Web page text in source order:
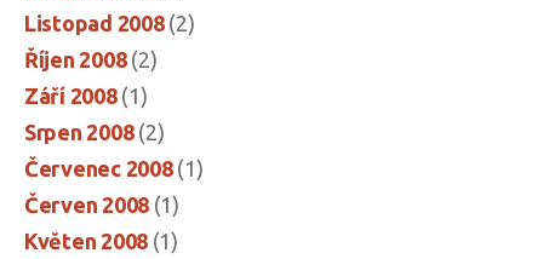
Listopad 2008(2)
Říjen 2008(2)
Září 2008(1)
Srpen 2008(2)
Červenec 2008(1)
Červen 2008 (1)
Květen 2008 (1)